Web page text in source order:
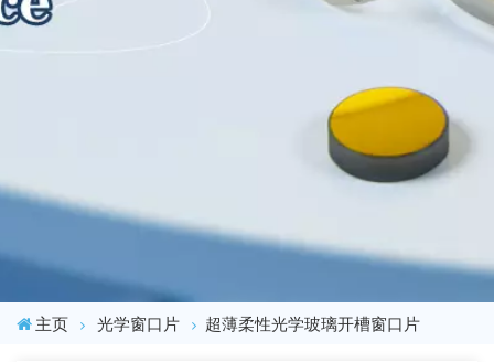
主页 光学窗口片 超薄柔性光学玻璃开槽窗口片